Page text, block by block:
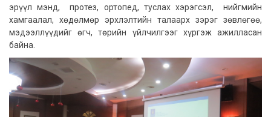
эрүүл мэнд, протез, ортопед, туслах хэрэгсэл, нийгмийн
хамгаалал, хөдөлмөр эрхлэлтийн талаарх зэрэг зөвлөгөө,
мэдээллүүдийг өгч, төрийн үйлчилгээг хүргэж ажилласан
байна.